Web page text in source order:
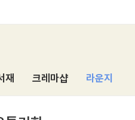
재 크레마샵 라운지